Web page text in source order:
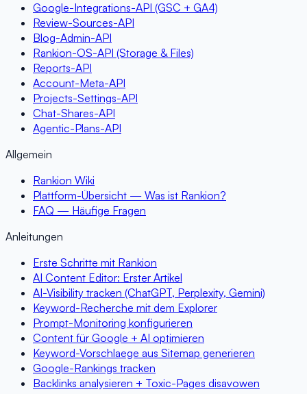
Google-Integrations-API (GSC + GA4)
Review-Sources-API
Blog-Admin-API
Rankion-OS-API (Storage & Files)
Reports-API
Account-Meta-API
Projects-Settings-API
Chat-Shares-API
Agentic-Plans-API
Allgemein
Rankion Wiki
Plattform-Übersicht — Was ist Rankion?
FAQ — Häufige Fragen
Anleitungen
Erste Schritte mit Rankion
AI Content Editor: Erster Artikel
AI-Visibility tracken (ChatGPT, Perplexity, Gemini)
Keyword-Recherche mit dem Explorer
Prompt-Monitoring konfigurieren
Content für Google + AI optimieren
Keyword-Vorschlaege aus Sitemap generieren
Google-Rankings tracken
Backlinks analysieren + Toxic-Pages disavowen